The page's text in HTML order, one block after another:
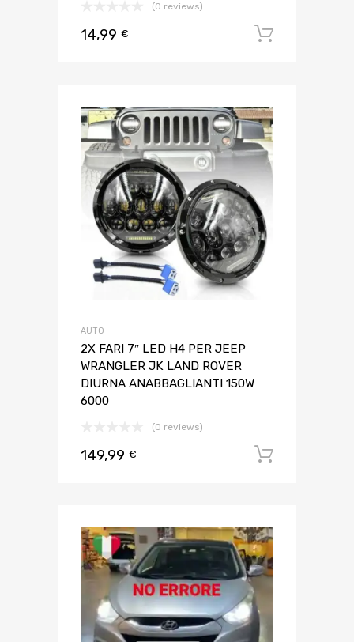
(0 reviews)
14,99 €
AUTO
2X FARI 7″ LED H4 PER JEEP
WRANGLER JK LAND ROVER
DIURNA ANABBAGLIANTI 150W
6000
(0 reviews)
149,99 €